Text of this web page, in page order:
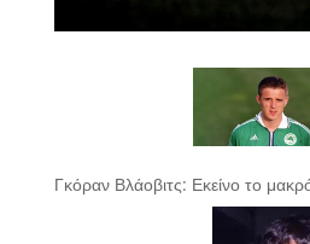
Γκόραν Βλάοβιτς: Εκείνο το